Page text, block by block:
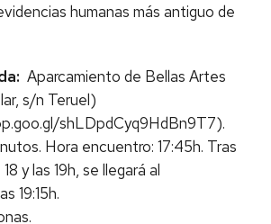
humanas más antiguo de
Aparcamiento de Bellas Artes
s/n Teruel)
shLDpdCyq9HdBn9T7).
Hora encuentro: 17:45h. Tras
y las 19h, se llegará al
19:15h.